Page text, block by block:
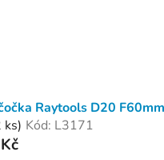
Raytools D20 F60mm
ks) Kód: L3171